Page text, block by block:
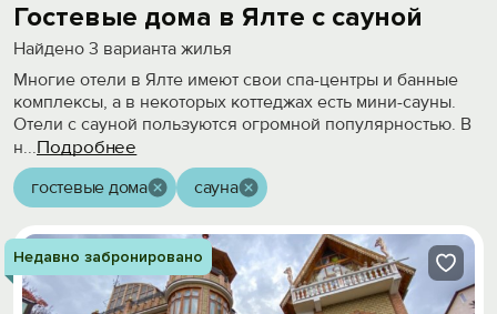
Гостевые дома в Ялте с сауной
Найдено 3 варианта жилья
Многие отели в Ялте имеют свои спа-центры и банные
комплексы, а в некоторых коттеджах есть мини-сауны.
Отели с сауной пользуются огромной популярностью. В
н...Подробнее
гостевые дома сауна
Недавно забронировано